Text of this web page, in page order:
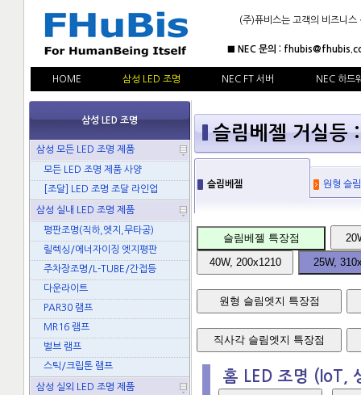
(주)퓨비스는 고객의 비즈니
■ NEC 문의 :
HOME 삼성 LED 조명 NEC FT 서버 NEC 하드
삼성 LED 조명
삼성 모든 LED 조명 제품
모든 LED 조명 제품 사양
[조달] LED 조명 조달 라인업
삼성 실내 LED 조명 제품
평판조명(직하,엣지,무타공)
릴렉싱/에너자이징 엣지평판
주차장조명/L-TUBE/간접등
다운라이트
PAR30 램프
MR16 램프
벌브 램프
스틱/크립톤 램프
삼성 실외 LED 조명 제품
슬림베젤 거실등
슬림베젤 원형 슬
슬림베젤 특장점
40W, 200x1210 25W,
원형 슬림엣지 특장점
직사각 슬림엣지 특장점
홈 LED 조명 (IoT,